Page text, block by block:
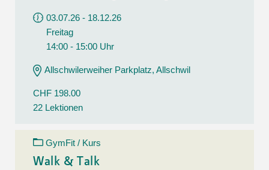
03.07.26 - 18.12.26
Freitag
14:00 - 15:00 Uhr
Allschwilerweiher Parkplatz, Allschwil
CHF 198.00
22 Lektionen
GymFit / Kurs
Walk & Talk